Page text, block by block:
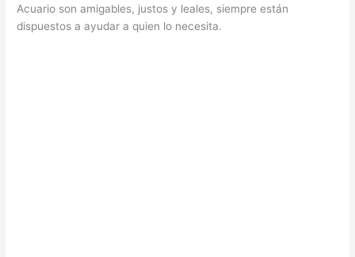
Acuario son amigables, justos y leales, siempre están
dispuestos a ayudar a quien lo necesita.